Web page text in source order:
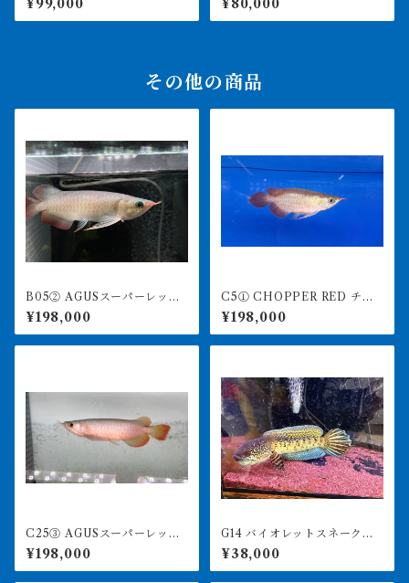
後 イエロー
¥99,000
ひめ食べます
¥80,000
その他の商品
B05② AGUSスーパーレッド
F4 20㎝前後 PT.ARWANA
LESTARI アジアアロワナ 紅
龍 260-005129
¥198,000
C5① CHOPPER RED チョ
ッパーレッド 12㎝前後 BILL
Y-KENオリジナル アジアア
ロワナ 紅龍ショート 260-
¥198,000
C25③ AGUSスーパーレッド
F4 17㎝前後 PT.ARWANA
LESTARI アジアアロワナ 紅
龍 260-005132
¥198,000
G14 バイオレットスネークヘ
ッド 28㎝前後 ハイフィ
ン ビッグテール
¥38,000